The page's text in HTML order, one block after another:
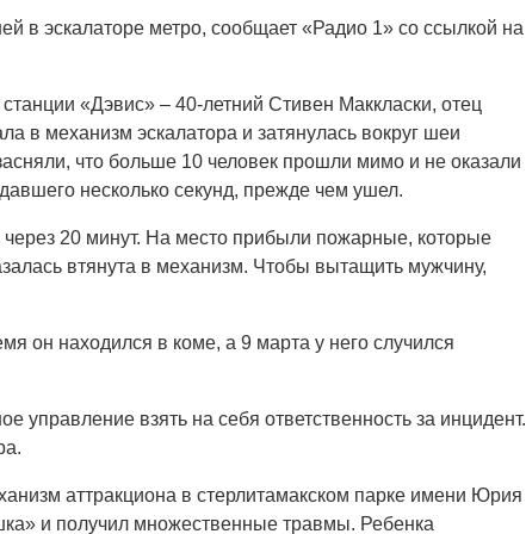
в эскалаторе метро, сообщает «Радио 1» со ссылкой на
«Дэвис» – 40-летний Стивен Маккласки, отец
в механизм эскалатора и затянулась вокруг шеи
что больше 10 человек прошли мимо и не оказали
несколько секунд, прежде чем ушел.
через 20 минут. На место прибыли пожарные, которые
втянута в механизм. Чтобы вытащить мужчину,
он находился в коме, а 9 марта у него случился
управление взять на себя ответственность за инцидент.
аттракциона в стерлитамакском парке имени Юрия
и получил множественные травмы. Ребенка